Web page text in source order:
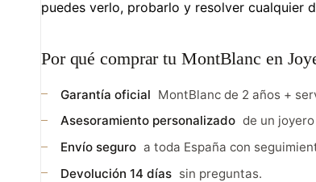
puedes verlo, probarlo y resolver cualquier
Por qué comprar tu MontBlanc en
Garantía oficial MontBlanc de 2 años +
Asesoramiento personalizado de un
Envío seguro a toda España con
Devolución 14 días sin preguntas.